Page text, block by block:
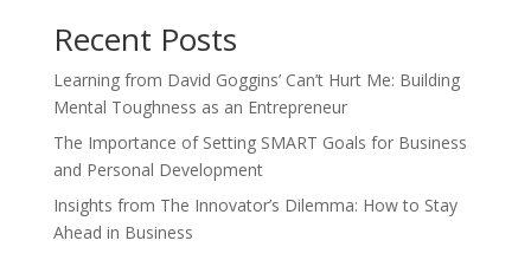
Recent Posts
Learning from David Goggins’ Can’t Hurt Me: Building
Mental Toughness as an Entrepreneur
The Importance of Setting SMART Goals for Business
and Personal Development
Insights from The Innovator’s Dilemma: How to Stay
Ahead in Business